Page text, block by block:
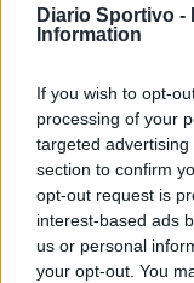
Diario Sportivo -
Information
If you wish to opt-
processing of your
targeted
section to confirm
opt-out request is
interest-based ads
us or personal
your opt-out. You
10
La
9